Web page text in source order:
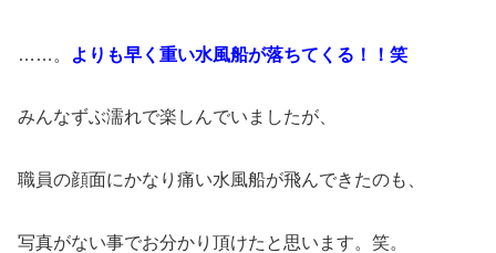
……。 よりも早く重い水風船が落ちてくる！！笑
みんなずぶ濡れで楽しんでいましたが、
職員の顔面にかなり痛い水風船が飛んできたのも、
写真がない事でお分かり頂けたと思います。笑。